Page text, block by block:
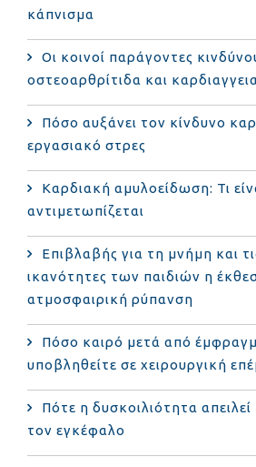
κάπνισμα
Οι κοινοί παράγοντες
οστεοαρθρίτιδα και
Πόσο αυξάνει τον κίνδυνο
εργασιακό στρες
Καρδιακή αμυλοείδωση: Τι
αντιμετωπίζεται
Επιβλαβής για τη μνήμη και
ικανότητες των παιδιών η
ατμοσφαιρική ρύπανση
Πόσο καιρό μετά από
υποβληθείτε σε χειρουργική
Πότε η δυσκοιλιότητα
τον εγκέφαλο